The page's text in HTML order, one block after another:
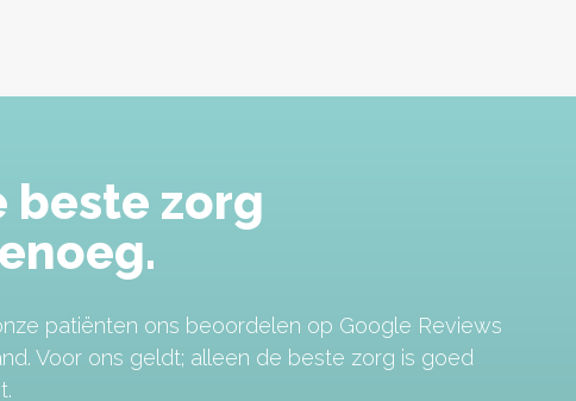
beste zorg
patiënten ons beoordelen op Google Reviews
Voor ons geldt; alleen de beste zorg is goed